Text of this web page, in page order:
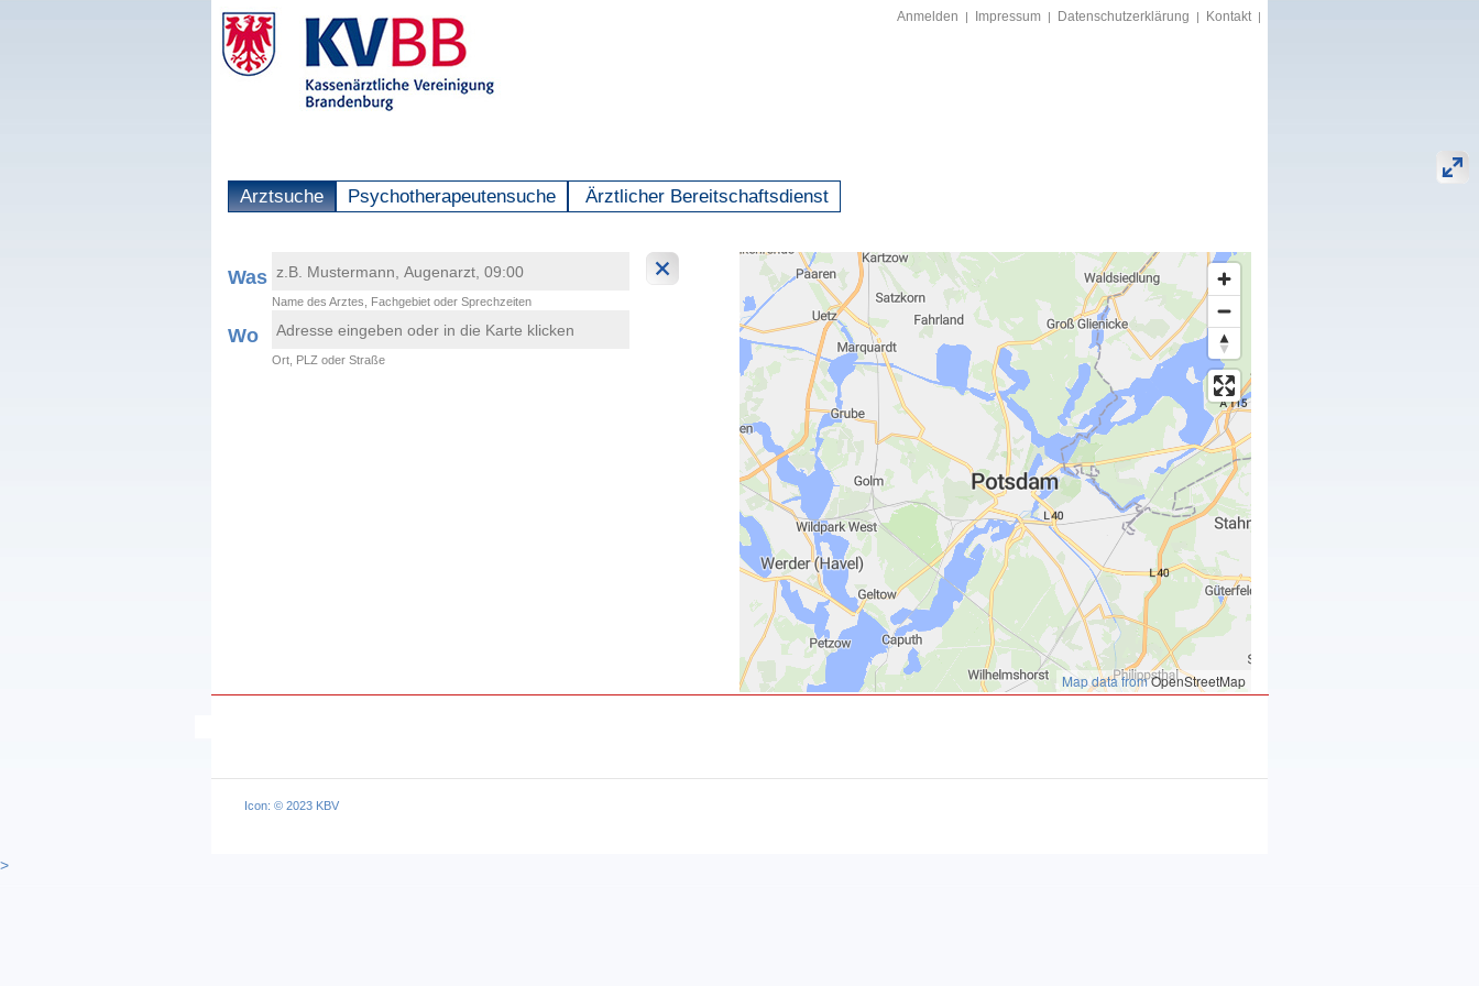
Anmelden | Impressum | Datenschutzerklärung | Kontakt |
Arztsuche Psychotherapeutensuche Ärztlicher Bereitschaftsdienst
Was
Name des Arztes, Fachgebiet oder Sprechzeiten
Wo
Ort, PLZ oder Straße
Map data fromOpenStreetMap
Icon: © 2023 KBV
>